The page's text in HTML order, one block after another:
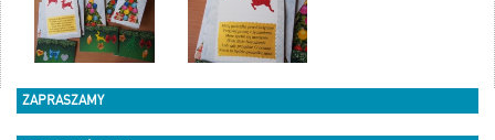
ZAPRASZAMY